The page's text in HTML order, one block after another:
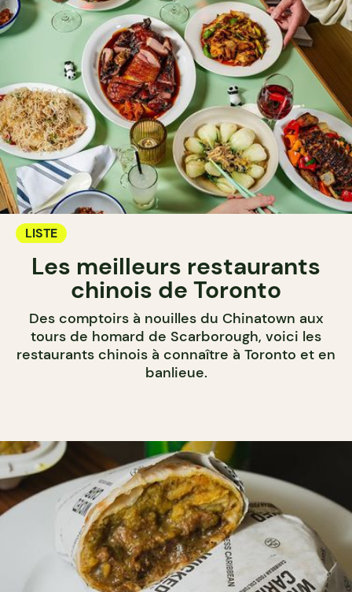
LISTE
Les meilleurs restaurants
chinois de Toronto
Des comptoirs à nouilles du Chinatown aux
tours de homard de Scarborough, voici les
restaurants chinois à connaître à Toronto et en
banlieue.